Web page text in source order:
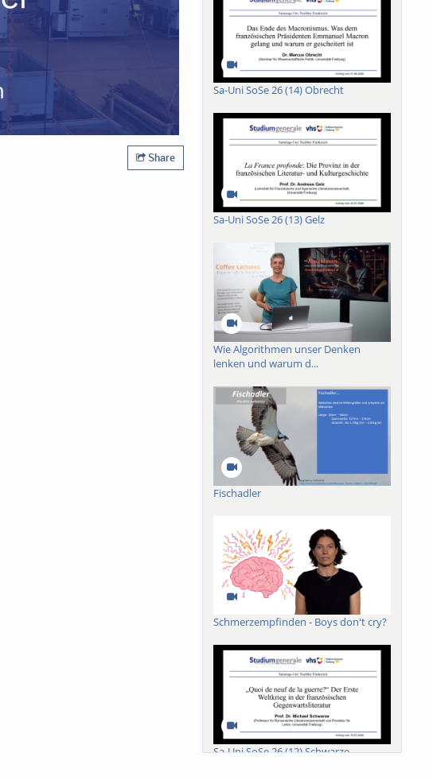
Share
Sa-Uni SoSe 26 (14) Obrecht
Sa-Uni SoSe 26 (13) Gelz
Wie Algorithmen unser Denken
lenken und warum d...
Fischadler
Schmerzempfinden - Boys don't cry?
Sa-Uni SoSe 26 (12) Schwarze